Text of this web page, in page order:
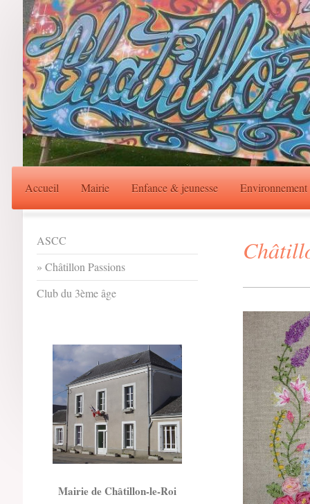
Accueil Mairie Enfance & jeunesse Environnement
ASCC
Châtillon Passions
Club du 3ème âge
Mairie de Châtillon-le-Roi